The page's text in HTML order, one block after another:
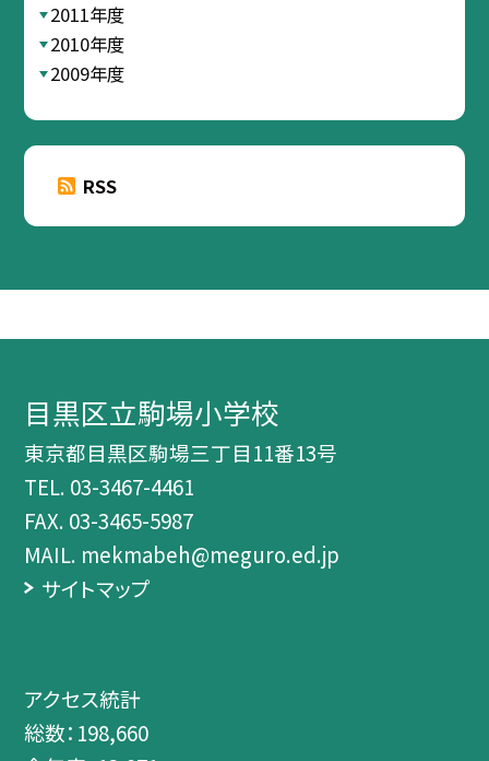
2011年度
2010年度
2009年度
RSS
目黒区立駒場小学校
東京都目黒区駒場三丁目11番13号
TEL. 03-3467-4461
FAX. 03-3465-5987
MAIL. mekmabeh@meguro.ed.jp
サイトマップ
アクセス統計
総数： 198,660